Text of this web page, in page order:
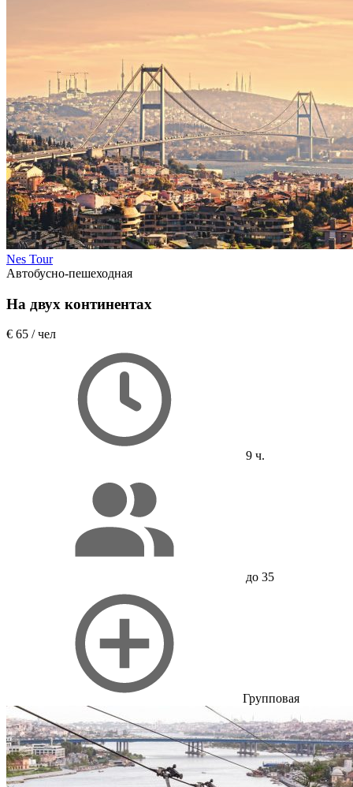
Nes Tour
Автобусно-пешеходная
На двух континентах
€ 65 / чел
9 ч.
до 35
Групповая